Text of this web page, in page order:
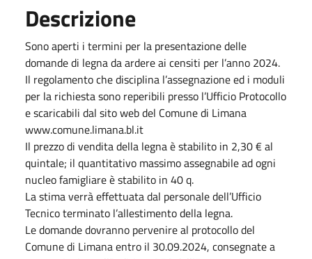
Descrizione
Sono aperti i termini per la presentazione delle
domande di legna da ardere ai censiti per l’anno 2024.
Il regolamento che disciplina l’assegnazione ed i moduli
per la richiesta sono reperibili presso l’Ufficio Protocollo
e scaricabili dal sito web del Comune di Limana
www.comune.limana.bl.it
Il prezzo di vendita della legna è stabilito in 2,30 € al
quintale; il quantitativo massimo assegnabile ad ogni
nucleo famigliare è stabilito in 40 q.
La stima verrà effettuata dal personale dell’Ufficio
Tecnico terminato l’allestimento della legna.
Le domande dovranno pervenire al protocollo del
Comune di Limana entro il 30.09.2024, consegnate a